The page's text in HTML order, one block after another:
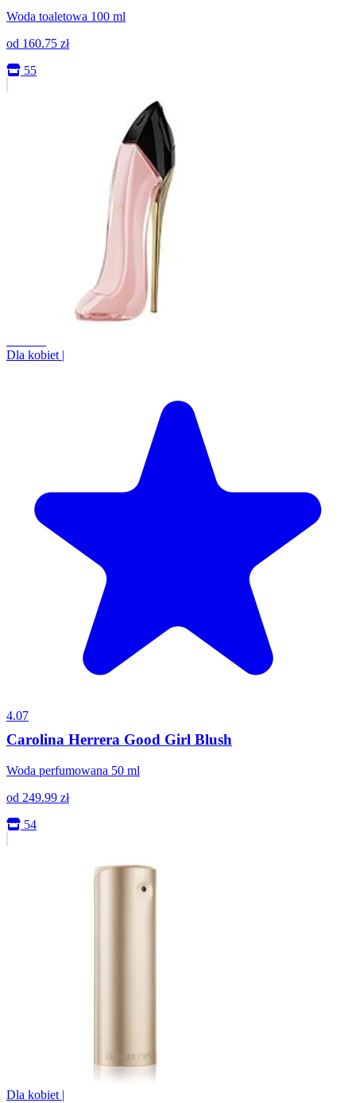
Woda toaletowa 100 ml
od 160.75 zł
55
Dla kobiet |
4.07
Carolina Herrera Good Girl Blush
Woda perfumowana 50 ml
od 249.99 zł
54
Dla kobiet |